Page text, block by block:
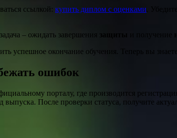
ссылкой: купить диплом с оценками .
– ожидать завершения
успешное окончание обучения. Теперь вы
ошибок
порталу, где производится
После проверки статуса, получите